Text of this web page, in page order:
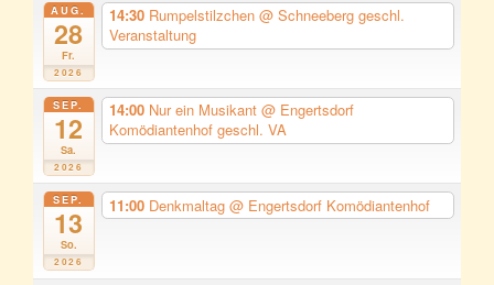
AUG.
28
Fr.
2026
14:30 Rumpelstilzchen @ Schneeberg geschl.
Veranstaltung
SEP.
12
Sa.
2026
14:00 Nur ein Musikant @ Engertsdorf
Komödiantenhof geschl. VA
SEP.
13
So.
2026
11:00 Denkmaltag @ Engertsdorf Komödiantenhof